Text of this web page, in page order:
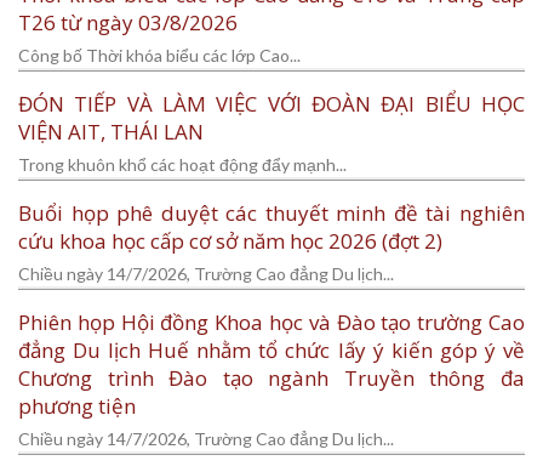
T26 từ ngày 03/8/2026
Công bố Thời khóa biểu các lớp Cao...
ĐÓN TIẾP VÀ LÀM VIỆC VỚI ĐOÀN ĐẠI BIỂU HỌC
VIỆN AIT, THÁI LAN
Trong khuôn khổ các hoạt động đẩy mạnh...
Buổi họp phê duyệt các thuyết minh đề tài nghiên
cứu khoa học cấp cơ sở năm học 2026 (đợt 2)
Chiều ngày 14/7/2026, Trường Cao đẳng Du lịch...
Phiên họp Hội đồng Khoa học và Đào tạo trường Cao
đẳng Du lịch Huế nhằm tổ chức lấy ý kiến góp ý về
Chương trình Đào tạo ngành Truyền thông đa
phương tiện
Chiều ngày 14/7/2026, Trường Cao đẳng Du lịch...